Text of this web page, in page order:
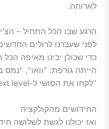
לארוחה.
הרגע שבו הכל התחיל –
לפני שעברנו לרולים
כדי שכולן יבינו מאיפה
הייתה גורפת: "וואו", "נמס
"לקחו את הסושי ל-next level".
החידושים מהקולקציה
ואז יכולנו לגשת לשלושה